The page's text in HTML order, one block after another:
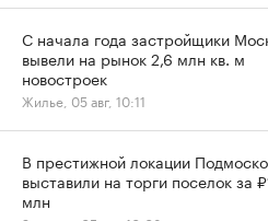
С начала года застройщики
вывели на рынок 2,6 млн кв. м
новостроек
Жилье, 05 авг, 10:11
В престижной локации
выставили на торги поселок за
млн